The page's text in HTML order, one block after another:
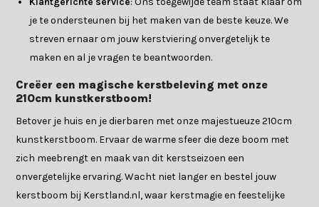
je te ondersteunen bij het maken van de beste keuze. We
streven ernaar om jouw kerstviering onvergetelijk te
maken en al je vragen te beantwoorden.
Creëer een magische kerstbeleving met onze
210cm kunstkerstboom!
Betover je huis en je dierbaren met onze majestueuze 210cm
kunstkerstboom. Ervaar de warme sfeer die deze boom met
zich meebrengt en maak van dit kerstseizoen een
onvergetelijke ervaring. Wacht niet langer en bestel jouw
kerstboom bij Kerstland.nl, waar kerstmagie en feestelijke